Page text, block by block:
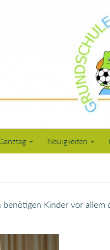
Neuigkeiten
Kinder vor allem